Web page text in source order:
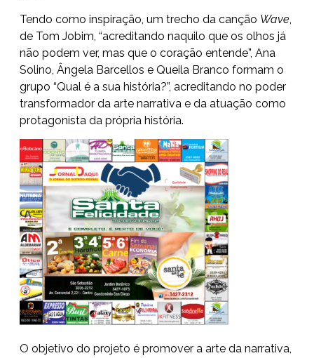
Tendo como inspiração, um trecho da canção Wave
de Tom Jobim, “acreditando naquilo que os olhos já
não podem ver, mas que o coração entende”, Ana
Solino, Ângela Barcellos e Queila Branco formam o
grupo “Qual é a sua história?”, acreditando no poder
transformador da arte narrativa e da atuação como
protagonista da própria história.
O objetivo do projeto é promover a arte da narrativa,